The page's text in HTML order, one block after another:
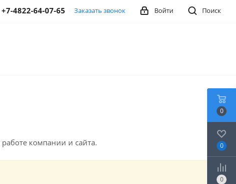
Поиск
Войти
+7-4822-64-07-65 Заказать звонок
компании и сайта.
0
0
0